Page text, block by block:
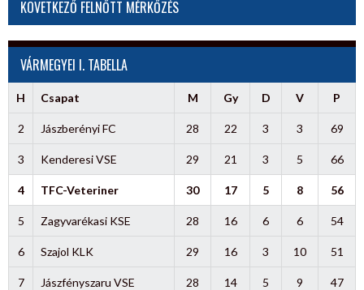
KÖVETKEZŐ FELNŐTT MÉRKŐZÉS
VÁRMEGYEI I. TABELLA
H Csapat M Gy D V P
2 Jászberényi FC 28 22 3 3 69
3 Kenderesi VSE 29 21 3 5 66
4 TFC-Veteriner 30 17 5 8 56
5 Zagyvarékasi KSE 28 16 6 6 54
6 Szajol KLK 29 16 3 10 51
7 Jászfényszaru VSE 28 14 5 9 47